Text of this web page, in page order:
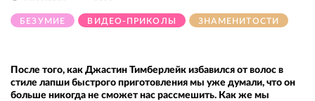
БЕЗУМИЕ ВИДЕО-ПРИКОЛЫ ЗНАМЕНИТОСТИ
После того, как Джастин Тимберлейк избавился от волос в
стиле лапши быстрого приготовления мы уже думали, что он
больше никогда не сможет нас рассмешить. Как же мы